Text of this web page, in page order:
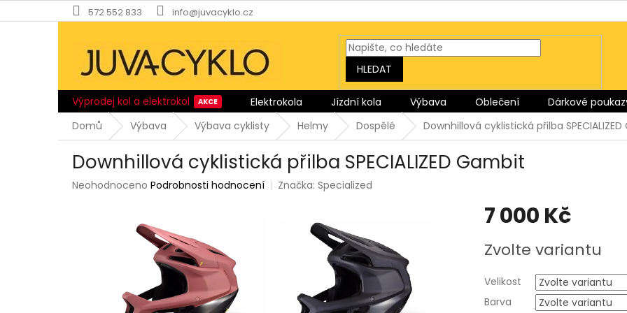
na
572 552 833 info@juvacyklo.cz
HLEDAT
Výprodej kol a elektrokol Elektrokola Jízdní kola Výbava Oblečení Dárkové
Domů
Výbava Výbava cyklisty Helmy Dospělé Downhillová cyklistická přilba
Downhillová cyklistická přilba SPECIALIZED Gambit
Průměrné
Neohodnoceno Podrobnosti hodnocení Značka:Specialized
7 000 Kč
cena:
Zvolte variantu
Velikost
Barva